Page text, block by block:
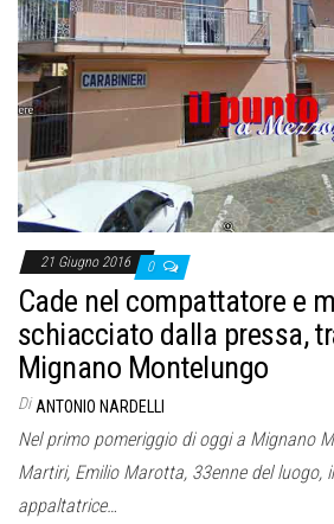
21 Giugno 2016 0
Cade nel compattatore e
schiacciato dalla pressa,
Mignano Montelungo
Di ANTONIO NARDELLI
Nel primo pomeriggio di oggi a Mignano
Martiri, Emilio Marotta, 33enne del luogo,
appaltatrice…